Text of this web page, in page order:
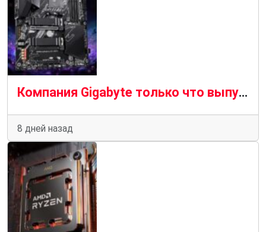
Компания Gigabyte только что выпустила совершенно новую материнскую плату Socket AM4 в комплекте с Wi-Fi 7.
8 дней назад